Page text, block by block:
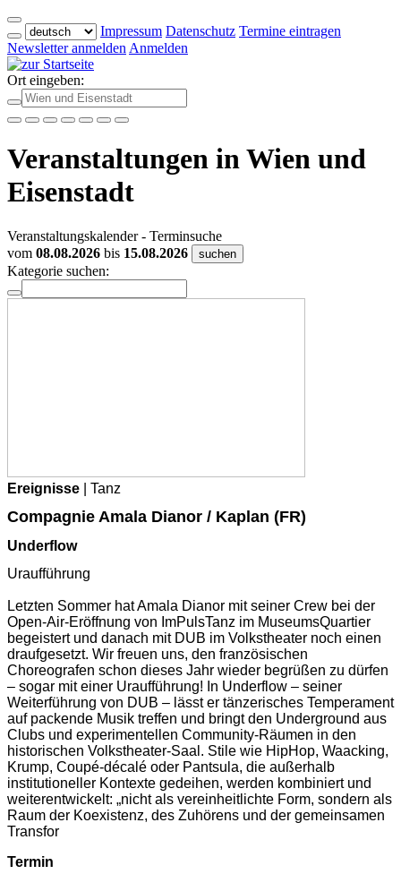
Impressum Datenschutz Termine eintragen
Newsletter anmelden Anmelden
Ort eingeben:
Veranstaltungen in Wien und
Eisenstadt
Veranstaltungskalender - Terminsuche
vom 08.08.2026 bis 15.08.2026 suchen
Kategorie suchen:
Ereignisse | Tanz
Compagnie Amala Dianor / Kaplan (FR)
Underflow
Uraufführung
Letzten Sommer hat Amala Dianor mit seiner Crew bei der
Open-Air-Eröffnung von ImPulsTanz im MuseumsQuartier
begeistert und danach mit DUB im Volkstheater noch einen
draufgesetzt. Wir freuen uns, den französischen
Choreografen schon dieses Jahr wieder begrüßen zu dürfen
– sogar mit einer Uraufführung! In Underflow – seiner
Weiterführung von DUB – lässt er tänzerisches Temperament
auf packende Musik treffen und bringt den Underground aus
Clubs und experimentellen Community-Räumen in den
historischen Volkstheater-Saal. Stile wie HipHop, Waacking,
Krump, Coupé-décalé oder Pantsula, die außerhalb
institutioneller Kontexte gedeihen, werden kombiniert und
weiterentwickelt: „nicht als vereinheitlichte Form, sondern als
Raum der Koexistenz, des Zuhörens und der gemeinsamen
Transfor
Termin